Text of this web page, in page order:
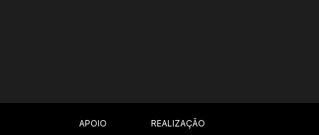
APOIO REALIZAÇÃO